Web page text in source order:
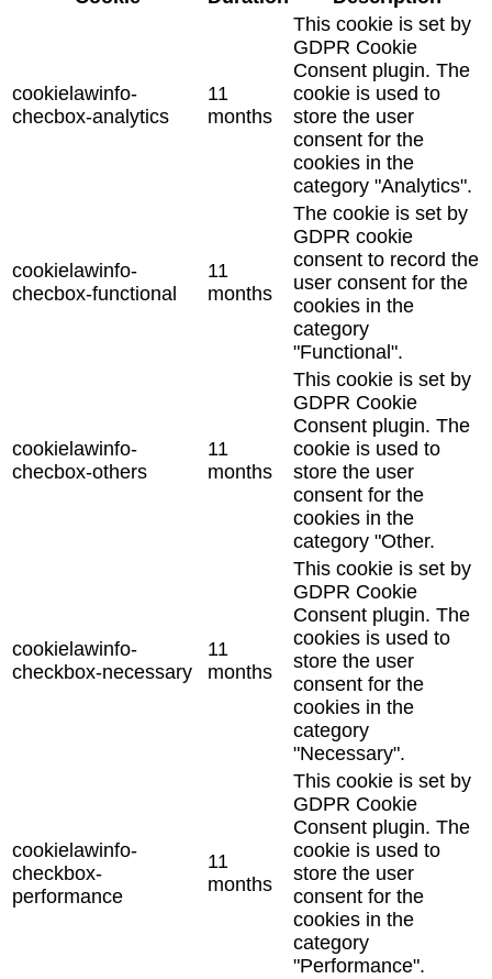
cookielawinfo-
checbox-analytics
11
months
This cookie is set by
GDPR Cookie
Consent plugin. The
cookie is used to
store the user
consent for the
cookies in the
category "Analytics".
cookielawinfo-
checbox-functional
11
months
The cookie is set by
GDPR cookie
consent to record the
user consent for the
cookies in the
category
"Functional".
cookielawinfo-
checbox-others
11
months
This cookie is set by
GDPR Cookie
Consent plugin. The
cookie is used to
store the user
consent for the
cookies in the
category "Other.
cookielawinfo-
checkbox-necessary
11
months
This cookie is set by
GDPR Cookie
Consent plugin. The
cookies is used to
store the user
consent for the
cookies in the
category
"Necessary".
cookielawinfo-
checkbox-
performance
11
months
This cookie is set by
GDPR Cookie
Consent plugin. The
cookie is used to
store the user
consent for the
cookies in the
category
"Performance".